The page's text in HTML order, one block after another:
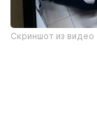
Скриншот из видео